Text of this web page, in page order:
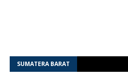
SUMATERA BARAT